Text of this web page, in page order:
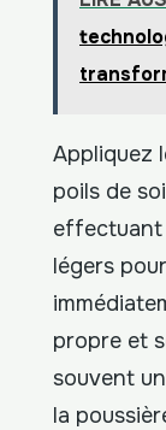
Appliquez
poils de
effectuant
légers
propre et
souvent
la